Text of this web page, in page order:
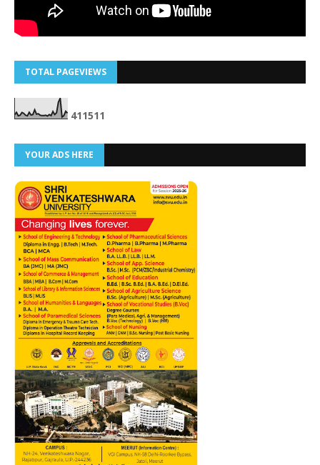
TOTAL PAGEVIEWS
411511
YOUR ADS HERE